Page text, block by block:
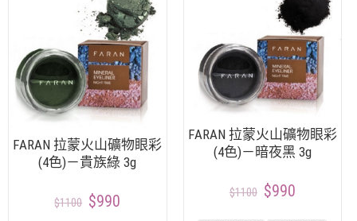
FARAN 拉蒙火山礦物眼彩
(4色)－貴族綠 3g
$1100 $990
FARAN 拉蒙火山礦物眼彩
(4色)－暗夜黑 3g
$1100 $990